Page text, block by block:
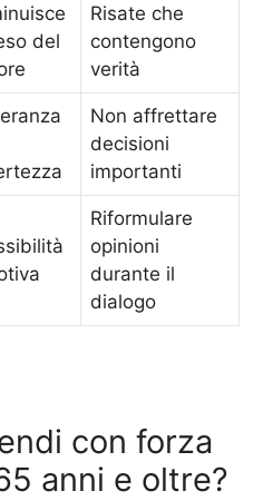
del
Risate che
contengono
verità
Non affrettare
decisioni
importanti
Riformulare
opinioni
durante il
dialogo
con forza
anni e oltre?